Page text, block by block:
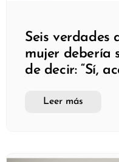
Seis verdades
mujer debería
de decir: “Sí,
Leer más